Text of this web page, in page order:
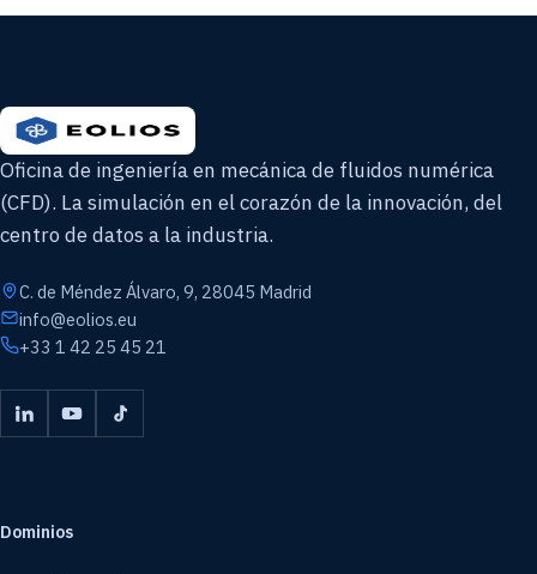
Oficina de ingeniería en mecánica de fluidos numérica
(CFD). La simulación en el corazón de la innovación, del
centro de datos a la industria.
C. de Méndez Álvaro, 9, 28045 Madrid
info@eolios.eu
+33 1 42 25 45 21
Dominios